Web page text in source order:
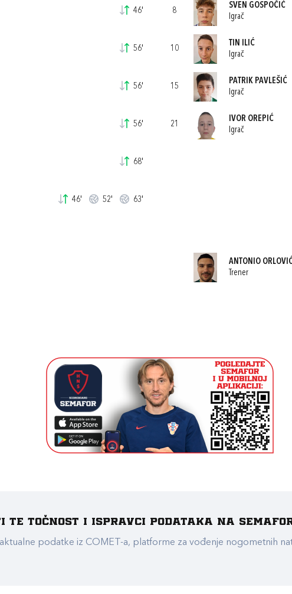
46'
56'
56'
56'
68'
46' 52' 63'
8
SVEN GOSPOČIĆ
Igrač
10
TIN ILIĆ
Igrač
15
PATRIK PAVLEŠIĆ
Igrač
21
IVOR OREPIĆ
Igrač
ANTONIO
Trener
točnost i ispravci podataka na
podatke iz COMET-a, platforme za vođenje nogometnih